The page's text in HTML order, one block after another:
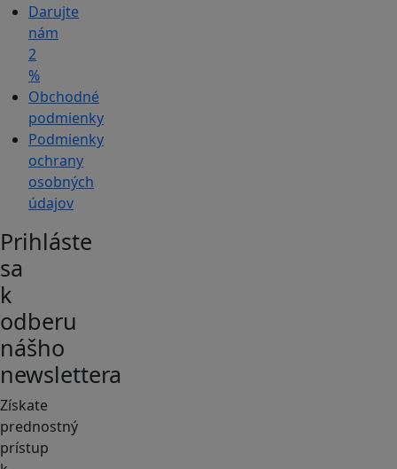
Darujte
nám
2
%
Obchodné
podmienky
Podmienky
ochrany
osobných
údajov
Prihláste
sa
k
odberu
nášho
newslettera
Získate
prednostný
prístup